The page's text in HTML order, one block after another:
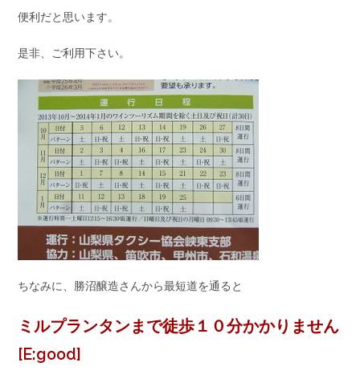
便利だと思います。
是非、ご利用下さい。
ちなみに、勝沼醸造さんから最短道を通ると
ミルプランタンまで徒歩１０分かかりません
[E:good]